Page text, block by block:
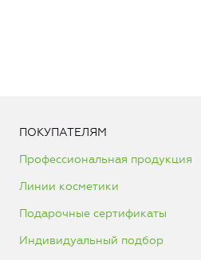
ПОКУПАТЕЛЯМ
Профессиональная продукция
Линии косметики
Подарочные сертификаты
Индивидуальный подбор